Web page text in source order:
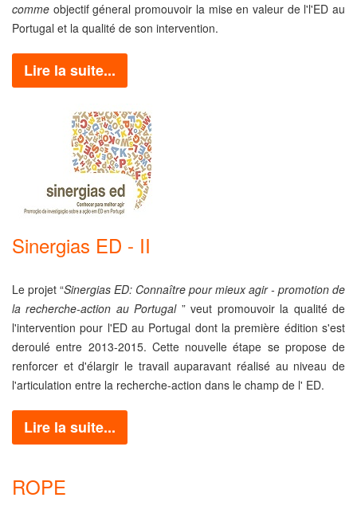
comme objectif géneral promouvoir la mise en valeur de l'l'ED au
Portugal et la qualité de son intervention.
Lire la suite...
Sinergias ED - II
Le projet “Sinergias ED: Connaître pour mieux agir - promotion de
la recherche-action au Portugal ” veut promouvoir la qualité de
l'intervention pour l'ED au Portugal dont la première édition s'est
deroulé entre 2013-2015. Cette nouvelle étape se propose de
renforcer et d'élargir le travail auparavant réalisé au niveau de
l'articulation entre la recherche-action dans le champ de l' ED.
Lire la suite...
ROPE